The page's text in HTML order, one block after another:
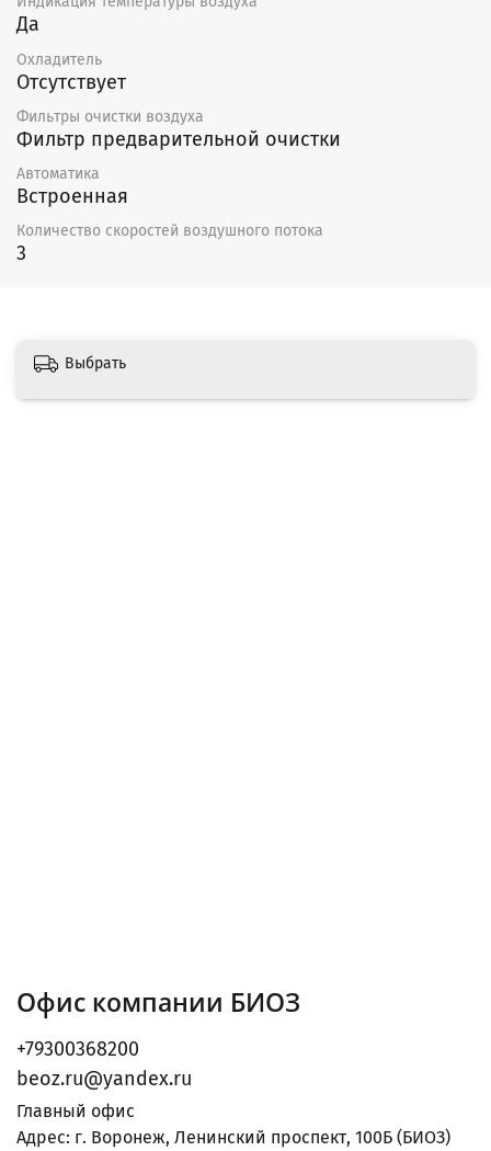
нельзя применять острые предметы
давлением;
нельзя погружать двигатель в воду или другую
Подшипники в случае повреждения подлежат замене.
Гарантия — 12 месяцев
Да
Охладитель
Отсутствует
Фильтры очистки воздуха
Фильтр предварительной очистки
Автоматика
Встроенная
Количество скоростей воздушного потока
3
Выбрать
Офис компании БИОЗ
+79300368200
beoz.ru@yandex.ru
Главный офис
Адрес: г. Воронеж, Ленинский проспект, 100Б (БИОЗ)